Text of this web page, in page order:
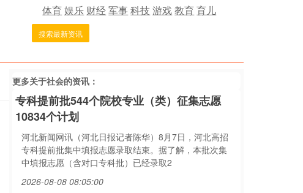
体育娱乐 财经军事科技游戏教育育儿
搜索最新资讯
更多关于社会的资讯：
专科提前批544个院校专业（类）征集志愿
10834个计划
河北新闻网讯（河北日报记者陈华）8月7日，河北高招
专科提前批集中填报志愿录取结束。据了解，本批次集
中填报志愿（含对口专科批）已经录取2
2026-08-08 08:05:00